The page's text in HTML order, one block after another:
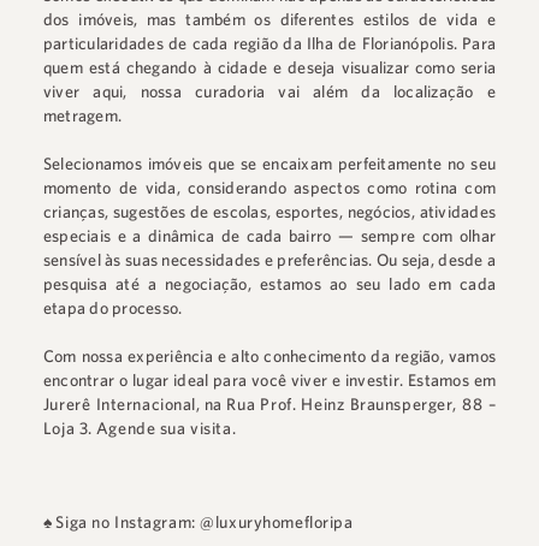
dos imóveis, mas também os diferentes estilos de vida e
particularidades de cada região da Ilha de Florianópolis. Para
quem está chegando à cidade e deseja visualizar como seria
viver aqui, nossa curadoria vai além da localização e
metragem.
Selecionamos imóveis que se encaixam perfeitamente no seu
momento de vida, considerando aspectos como rotina com
crianças, sugestões de escolas, esportes, negócios, atividades
especiais e a dinâmica de cada bairro — sempre com olhar
sensível às suas necessidades e preferências. Ou seja, desde a
pesquisa até a negociação, estamos ao seu lado em cada
etapa do processo.
Com nossa experiência e alto conhecimento da região, vamos
encontrar o lugar ideal para você viver e investir. Estamos em
Jurerê Internacional, na Rua Prof. Heinz Braunsperger, 88 –
Loja 3. Agende sua visita.
♠ Siga no Instagram: @luxuryhomefloripa